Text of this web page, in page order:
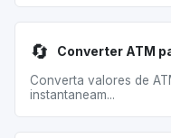
🔄 Converter ATM
Converta valores de
instantaneam...